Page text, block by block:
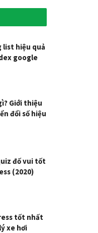
list hiệu quả
google
Giới thiệu
đổi số hiệu
đố vui tốt
(2020)
tốt nhất
xe hơi